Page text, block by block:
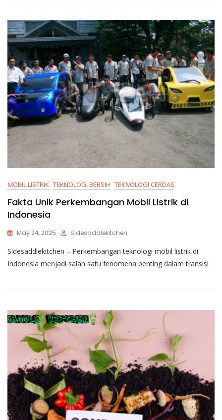
MOBIL LISTRIK TEKNOLOGI BERSIH TEKNOLOGI CERDAS
Fakta Unik Perkembangan Mobil Listrik di
Indonesia
May 24, 2025 Sidesaddlekitchen
Sidesaddlekitchen – Perkembangan teknologi mobil listrik di
Indonesia menjadi salah satu fenomena penting dalam transisi